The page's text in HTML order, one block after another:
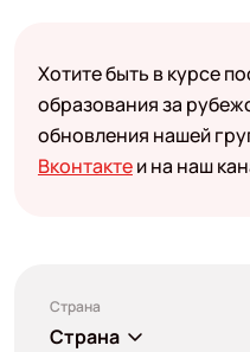
Хотите быть в курсе
образования за
обновления нашей
Вконтактеи на наш
Страна
Страна